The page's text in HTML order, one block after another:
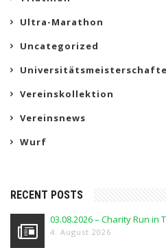
Ultra-Marathon
Uncategorized
Vereinskollektion
Vereinsnews
Wurf
RECENT POSTS
03.08.2026 – Charity Run in
4. August 2026